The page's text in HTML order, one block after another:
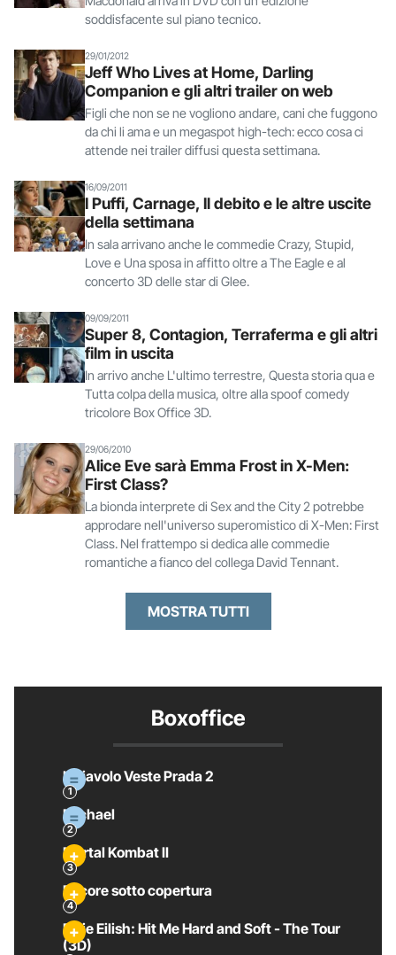
soddisfacente sul piano tecnico.
29/01/2012
Jeff Who Lives at Home, Darling
Companion e gli altri trailer on web
Figli che non se ne vogliono andare, cani che fuggono
da chi li ama e un megaspot high-tech: ecco cosa ci
attende nei trailer diffusi questa settimana.
16/09/2011
I Puffi, Carnage, Il debito e le altre uscite
della settimana
In sala arrivano anche le commedie Crazy, Stupid,
Love e Una sposa in affitto oltre a The Eagle e al
concerto 3D delle star di Glee.
09/09/2011
Super 8, Contagion, Terraferma e gli altri
film in uscita
In arrivo anche L'ultimo terrestre, Questa storia qua e
Tutta colpa della musica, oltre alla spoof comedy
tricolore Box Office 3D.
29/06/2010
Alice Eve sarà Emma Frost in X-Men:
First Class?
La bionda interprete di Sex and the City 2 potrebbe
approdare nell'universo superomistico di X-Men: First
Class. Nel frattempo si dedica alle commedie
romantiche a fianco del collega David Tennant.
MOSTRA TUTTI
Boxoffice
Il Diavolo Veste Prada 2
Michael
Mortal Kombat II
Pecore sotto copertura
Billie Eilish: Hit Me Hard and Soft - The Tour
(3D)